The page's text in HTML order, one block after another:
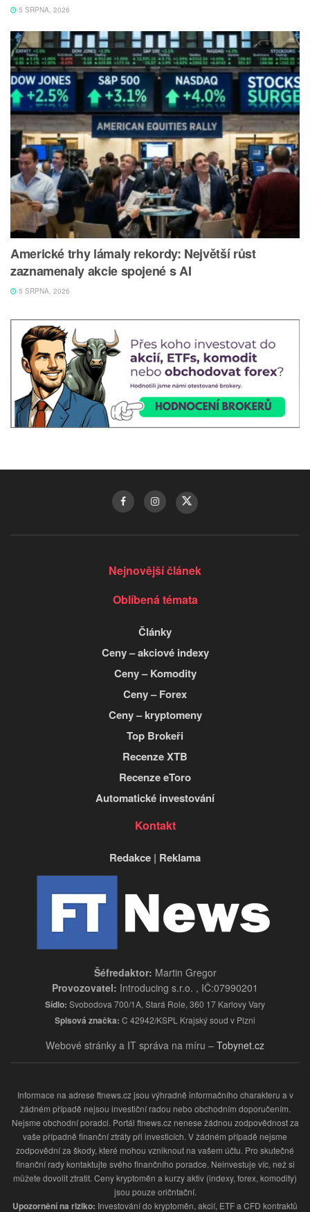
5 SRPNA, 2026
Americké trhy lámaly rekordy: Největší růst
zaznamenaly akcie spojené s AI
5 SRPNA, 2026
Nejnovější článek
Oblíbená témata
Články
Ceny – akciové indexy
Ceny – Komodity
Ceny – Forex
Ceny – kryptomeny
Top Brokeři
Recenze XTB
Recenze eToro
Automatické investování
Kontakt
Redakce | Reklama
Šéfredaktor: Martin Gregor
Provozovatel: Introducing s.r.o. , IČ:07990201
Sídlo: Svobodova 700/1A, Stará Role, 360 17 Karlovy Vary
Spisová značka: C 42942/KSPL Krajský soud v Plzni
Webové stránky a IT správa na míru – Tobynet.cz
Informace na adrese ftnews.cz jsou výhradně informačního charakteru a v
žádném případě nejsou investiční radou nebo obchodním doporučením.
Nejsme obchodní poradci. Portál ftnews.cz nenese žádnou zodpovědnost za
vaše případně finanční ztráty při investicích. V žádném případě nejsme
zodpovědní za škody, které mohou vzniknout na vašem účtu. Pro skutečné
finanční rady kontaktujte svého finančního poradce. Neinvestuje víc, než si
můžete dovolit ztratit. Ceny kryptoměn a kurzy aktiv (indexy, forex, komodity)
jsou pouze oričntační.
Upozornění na riziko: Investování do kryptoměn, akcií, ETF a CFD kontraktů